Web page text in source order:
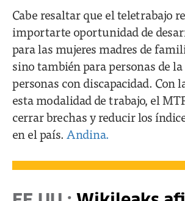
Cabe resaltar que el teletrabajo
importarte oportunidad de
para las mujeres madres de
sino también para personas de la
personas con discapacidad. Con
esta modalidad de trabajo, el
cerrar brechas y reducir los
en el país. Andina.